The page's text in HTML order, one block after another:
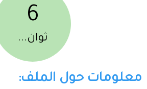
6
ثوان...
معلومات حول الملف: